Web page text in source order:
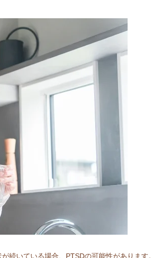
続いている場合、PTSDの可能性があります。